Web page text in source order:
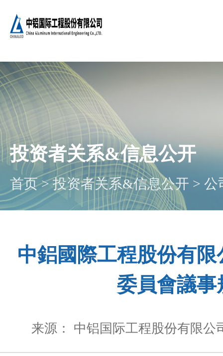
投资者关系&信息公开
首页>投资者关系&信息公开 > 公
中鋁國際工程股份有
委員會議事
来源： 中铝国际工程股份有限公